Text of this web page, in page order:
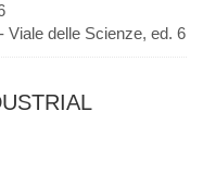
Viale delle Scienze, ed. 6